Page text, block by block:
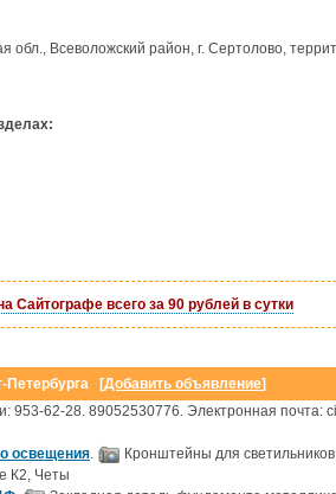
обл., Всеволожский район, г. Сертолово,
Сайтографе всего за 90 рублей в сутки
Петербурга [Добавить объявление]
953-62-28. 89052530776. Электронная почта:
освещения.
Кронштейны для
К2, Четы
магазин
руб. от 3500